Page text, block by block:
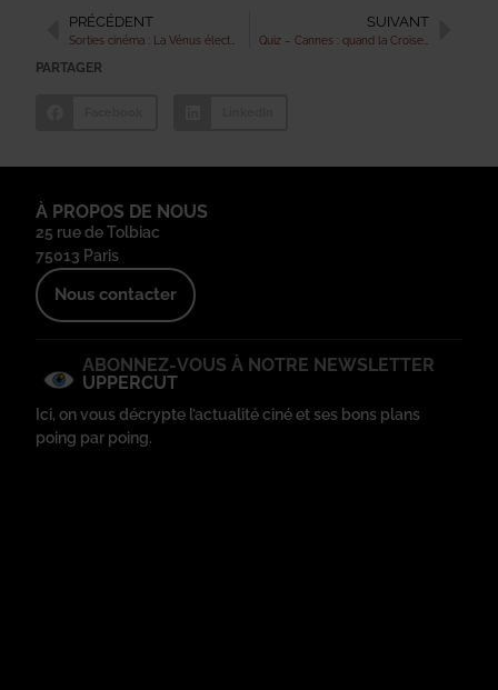
PRÉCÉDENT SUIVANT
Quiz – Cannes : quand la Croisette dérape
PARTAGER
À PROPOS DE NOUS
25 rue de Tolbiac
75013 Paris
Nous contacter
ABONNEZ-VOUS À NOTRE NEWSLETTER
UPPERCUT
Ici, on vous décrypte l’actualité ciné et ses bons plans
poing par poing.